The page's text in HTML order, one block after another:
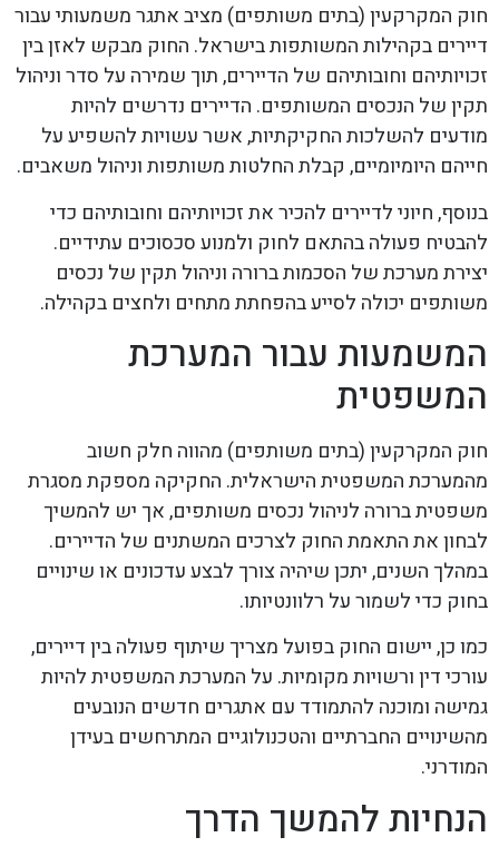
חוק המקרקעין (בתים משותפים) מציב אתגר משמעותי עבור
דיירים בקהילות המשותפות בישראל. החוק מבקש לאזן בין
זכויותיהם וחובותיהם של הדיירים, תוך שמירה על סדר וניהול
תקין של הנכסים המשותפים. הדיירים נדרשים להיות
מודעים להשלכות החקיקתיות, אשר עשויות להשפיע על
חייהם היומיומיים, קבלת החלטות משותפות וניהול משאבים.
בנוסף, חיוני לדיירים להכיר את זכויותיהם וחובותיהם כדי
להבטיח פעולה בהתאם לחוק ולמנוע סכסוכים עתידיים.
יצירת מערכת של הסכמות ברורה וניהול תקין של נכסים
משותפים יכולה לסייע בהפחתת מתחים ולחצים בקהילה.
המשמעות עבור המערכת
המשפטית
חוק המקרקעין (בתים משותפים) מהווה חלק חשוב
מהמערכת המשפטית הישראלית. החקיקה מספקת מסגרת
משפטית ברורה לניהול נכסים משותפים, אך יש להמשיך
לבחון את התאמת החוק לצרכים המשתנים של הדיירים.
במהלך השנים, יתכן שיהיה צורך לבצע עדכונים או שינויים
בחוק כדי לשמור על רלוונטיותו.
כמו כן, יישום החוק בפועל מצריך שיתוף פעולה בין דיירים,
עורכי דין ורשויות מקומיות. על המערכת המשפטית להיות
גמישה ומוכנה להתמודד עם אתגרים חדשים הנובעים
מהשינויים החברתיים והטכנולוגיים המתרחשים בעידן
המודרני.
הנחיות להמשך הדרך